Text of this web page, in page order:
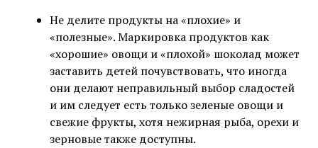
Не делите продукты на «плохие» и
«полезные». Маркировка продуктов как
«хорошие» овощи и «плохой» шоколад может
заставить детей почувствовать, что иногда
они делают неправильный выбор сладостей
и им следует есть только зеленые овощи и
свежие фрукты, хотя нежирная рыба, орехи и
зерновые также доступны.